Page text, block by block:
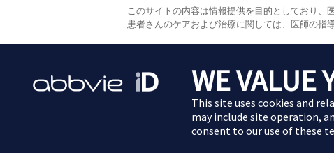
このサイトの内容は情報提供を目的としており、
患者さんのケアおよび治療に関しては、医師の指
JP-HUMD-200166-6.0
WE VALUE
This site uses cookies and
may include site operation,
consent to our use of these